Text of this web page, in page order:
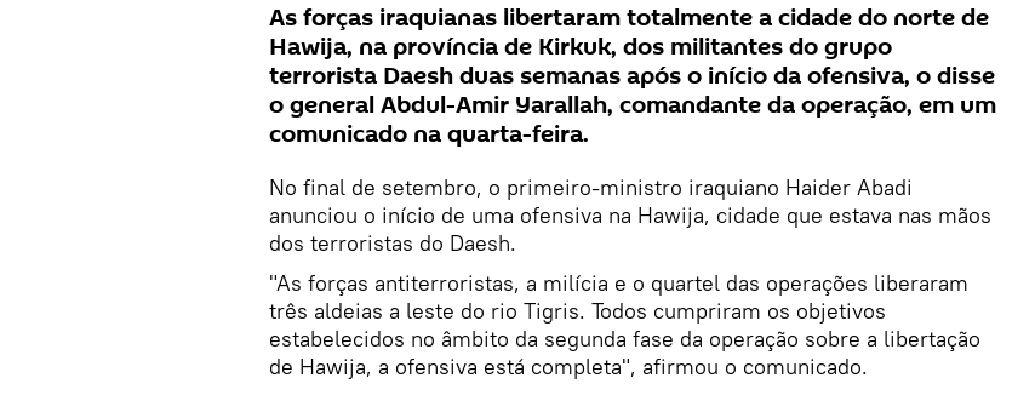
As forças iraquianas libertaram totalmente a cidade do norte de
Hawija, na província de Kirkuk, dos militantes do grupo
terrorista Daesh duas semanas após o início da ofensiva, o disse
o general Abdul-Amir Yarallah, comandante da operação, em um
comunicado na quarta-feira.
No final de setembro, o primeiro-ministro iraquiano Haider Abadi
anunciou o início de uma ofensiva na Hawija, cidade que estava nas mãos
dos terroristas do Daesh.
"As forças antiterroristas, a milícia e o quartel das operações liberaram
três aldeias a leste do rio Tigris. Todos cumpriram os objetivos
estabelecidos no âmbito da segunda fase da operação sobre a libertação
de Hawija, a ofensiva está completa", afirmou o comunicado.